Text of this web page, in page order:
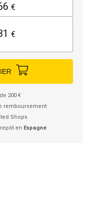
€
€
200 €
remboursement
Shops
en Espagne